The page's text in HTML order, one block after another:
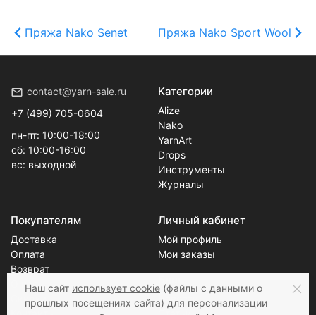
Пряжа Nako Senet Пряжа Nako Sport Wool
contact@yarn-sale.ru
+7 (499) 705-0604
пн-пт: 10:00-18:00
сб: 10:00-16:00
вс: выходной
Категории
Alize
Nako
YarnArt
Drops
Инструменты
Журналы
Покупателям
Доставка
Оплата
Возврат
О нас
Скидки
Личный кабинет
Мой профиль
Мои заказы
Новости
Наш сайт использует cookie (файлы с данными о
прошлых посещениях сайта) для персонализации